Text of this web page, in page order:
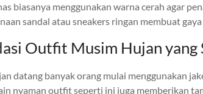
biasanya menggunakan warna cerah agar
sandal atau sneakers ringan membuat
Outfit Musim Hujan yang
datang banyak orang mulai menggunakan
nyaman outfit seperti ini juga memberikan